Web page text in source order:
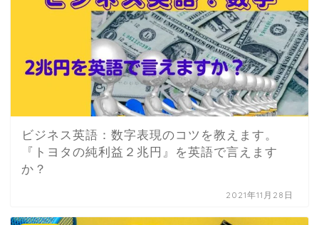
ビジネス英語：数字表現のコツを教えます。
『トヨタの純利益２兆円』を英語で言えます
か？
2021年11月28日